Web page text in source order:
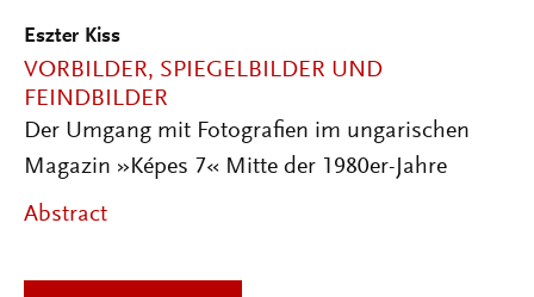
Eszter Kiss
VORBILDER, SPIEGELBILDER UND
FEINDBILDER
Der Umgang mit Fotografien im ungarischen
Magazin »Képes 7« Mitte der 1980er-Jahre
Abstract